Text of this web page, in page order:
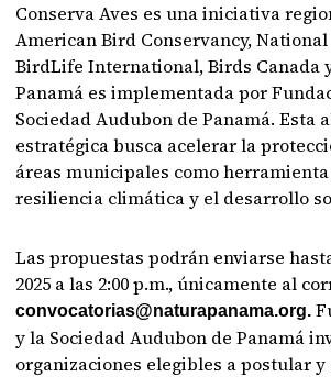
Conserva Aves es una iniciativa
American Bird Conservancy,
BirdLife International, Birds Canada
Panamá es implementada por
Sociedad Audubon de Panamá. Esta
estratégica busca acelerar la
áreas municipales como
resiliencia climática y el desarrollo
Las propuestas podrán enviarse
2025 a las 2:00 p.m., únicamente al
convocatorias@naturapanama.org.
y la Sociedad Audubon de Panamá
organizaciones elegibles a postular y